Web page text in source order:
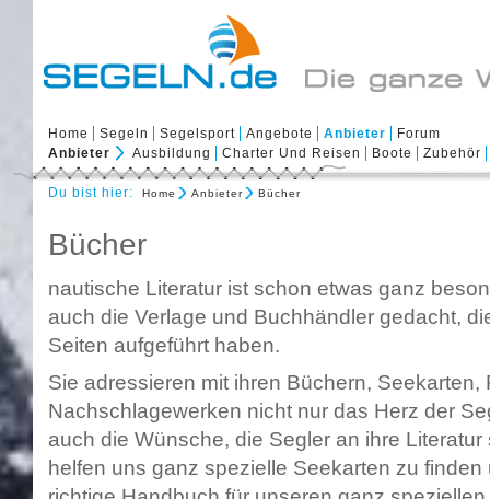
Home Segeln Segelsport Angebote Anbieter
Forum
Anbieter
Ausbildung Charter Und Reisen Boote Zubehör
Du bist hier: Home Anbieter Bücher
Bücher
nautische Literatur ist schon etwas ganz
auch die Verlage und Buchhändler gedacht,
Seiten aufgeführt haben.
Sie adressieren mit ihren Büchern, Seekarten,
Nachschlagewerken nicht nur das Herz der
auch die Wünsche, die Segler an ihre
helfen uns ganz spezielle Seekarten zu